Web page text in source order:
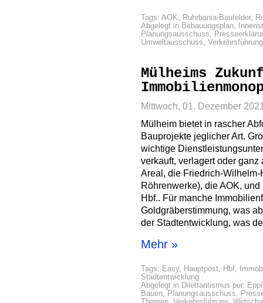
Tags: AOK, Ruhrbania-Baufelder,
Abgelegt in Bebauungsplan,
Planungsausschuss,
Umweltausschuss, Verkehrsführung
Mülheims
Mittwoch, 01. Dezember
Mülheim bietet in rascher
Bauprojekte jeglicher Art.
wichtige
verkauft, verlagert oder
Areal, die Friedrich-
Röhrenwerke), die AOK,
Hbf.. Für manche
Goldgräberstimmung, was
der Stadtentwicklung, was
Mehr »
Tags: Easy, Hauptpost, Hbf,
Stadtentwicklung
Abgelegt in Dilettantismus pur,
Bauen, Planungsausschuss,